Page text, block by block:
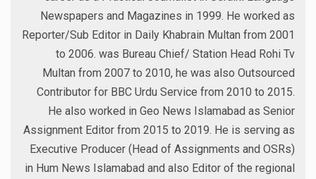
Newspapers and Magazines in 1999. He worked as
Reporter/Sub Editor in Daily Khabrain Multan from 2001
to 2006. was Bureau Chief/ Station Head Rohi Tv
Multan from 2007 to 2010, he was also Outsourced
Contributor for BBC Urdu Service from 2010 to 2015.
He also worked in Geo News Islamabad as Senior
Assignment Editor from 2015 to 2019. He is serving as
Executive Producer (Head of Assignments and OSRs)
in Hum News Islamabad and also Editor of the regional